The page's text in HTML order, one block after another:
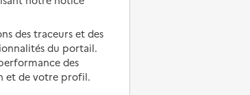
Droits en EHPAD
Fin de vie en EHPAD
des traceurs et des
du portail.
des
et de votre profil.